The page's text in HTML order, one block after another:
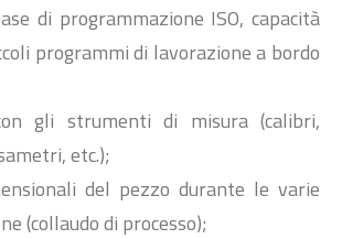
di programmazione ISO, capacità
programmi di lavorazione a bordo
gli strumenti di misura (calibri,
etc.);
del pezzo durante le varie
(collaudo di processo);